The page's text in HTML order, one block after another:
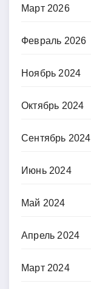
Март 2026
Февраль 2026
Ноябрь 2024
Октябрь 2024
Сентябрь 2024
Июнь 2024
Май 2024
Апрель 2024
Март 2024